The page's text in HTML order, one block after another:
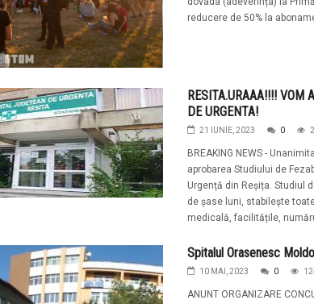
reducere de 50% la
RESITA.URAAA!!!! VOM
DE URGENTA!
21 IUNIE, 2023 0
BREAKING NEWS -
aprobarea Studiului de
Urgență din Reșița. Studiul
de șase luni, stabilește
medicală, facilitățile,
Spitalul Orasenesc
10 MAI, 2023 0
ANUNT ORGANIZARE